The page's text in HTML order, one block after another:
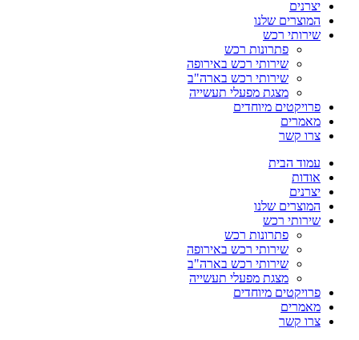
יצרנים
המוצרים שלנו
שירותי רכש
פתרונות רכש
שירותי רכש באירופה
שירותי רכש בארה"ב
מצגת מפעלי תעשייה
פרויקטים מיוחדים
מאמרים
צרו קשר
עמוד הבית
אודות
יצרנים
המוצרים שלנו
שירותי רכש
פתרונות רכש
שירותי רכש באירופה
שירותי רכש בארה"ב
מצגת מפעלי תעשייה
פרויקטים מיוחדים
מאמרים
צרו קשר